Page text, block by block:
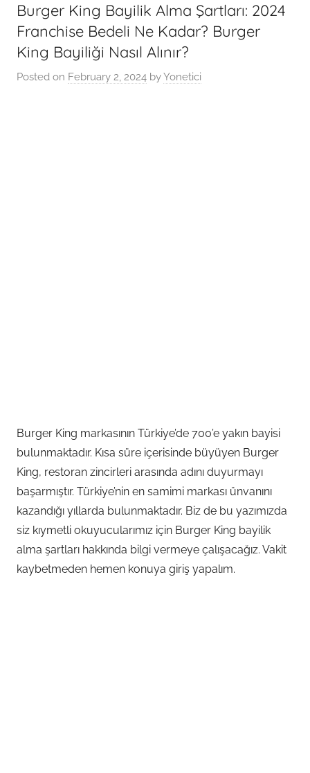
Burger King Bayilik Alma Şartları: 2024
Franchise Bedeli Ne Kadar? Burger
King Bayiliği Nasıl Alınır?
Posted on February 2, 2024 byYonetici
Burger King markasının Türkiye’de 700’e yakın bayisi
bulunmaktadır. Kısa süre içerisinde büyüyen Burger
King, restoran zincirleri arasında adını duyurmayı
başarmıştır. Türkiye’nin en samimi markası ünvanını
kazandığı yıllarda bulunmaktadır. Biz de bu yazımızda
siz kıymetli okuyucularımız için Burger King bayilik
alma şartları hakkında bilgi vermeye çalışacağız. Vakit
kaybetmeden hemen konuya giriş yapalım.